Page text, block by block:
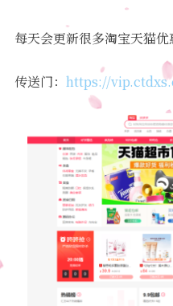
关于我
吃土的小神
每天会更新很多淘宝天猫优
传送门： https://